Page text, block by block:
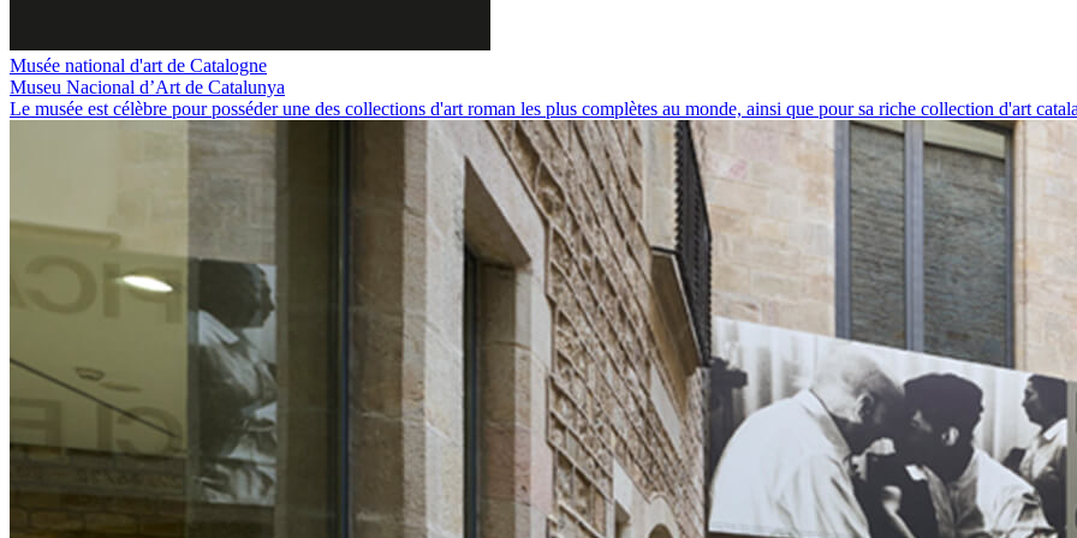
Musée national d'art de Catalogne
Museu Nacional d’Art de Catalunya
Le musée est célèbre pour posséder une des collections d'art roman les plus complètes au monde, ainsi que pour sa riche collection d'art